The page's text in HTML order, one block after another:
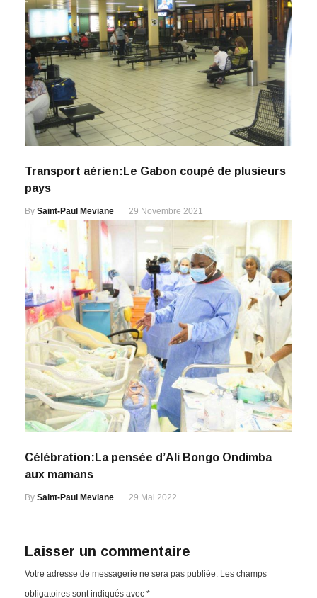
Transport aérien:Le Gabon coupé de plusieurs
pays
By Saint-Paul Meviane 29 Novembre 2021
Célébration:La pensée d’Ali Bongo Ondimba
aux mamans
By Saint-Paul Meviane 29 Mai 2022
Laisser un commentaire
Votre adresse de messagerie ne sera pas publiée. Les champs
obligatoires sont indiqués avec *